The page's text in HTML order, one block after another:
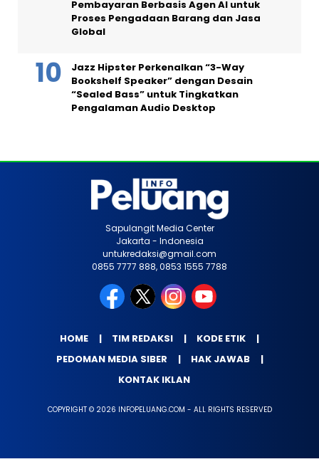
Pembayaran Berbasis Agen AI untuk
Proses Pengadaan Barang dan Jasa
Global
Jazz Hipster Perkenalkan “3-Way
Bookshelf Speaker” dengan Desain
“Sealed Bass” untuk Tingkatkan
Pengalaman Audio Desktop
Sapulangit Media Center
Jakarta - Indonesia
untukredaksi@gmail.com
0855 7777 888, 0853 1555 7788
HOME TIM REDAKSI
KODE ETIK
PEDOMAN MEDIA SIBER
HAK JAWAB
KONTAK IKLAN
COPYRIGHT © 2026 INFOPELUANG.COM - ALL RIGHTS RESERVED